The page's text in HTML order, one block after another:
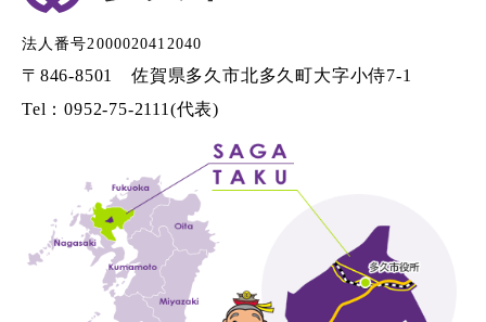
法人番号2000020412040
〒846-8501 佐賀県多久市北多久町大字小侍7-1
Tel：0952-75-2111(代表)